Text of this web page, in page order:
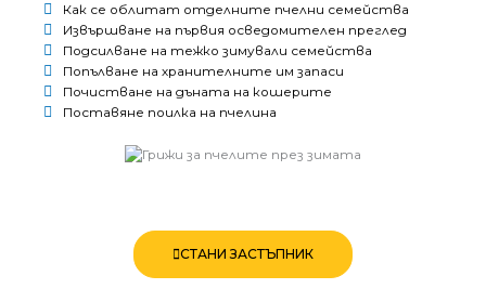
Как се облитат отделните пчелни семейства
Извършване на първия осведомителен преглед
Подсилване на тежко зимували семейства
Попълване на хранителните им запаси
Почистване на дъната на кошерите
Поставяне поилка на пчелина
СТАНИ ЗАСТЪПНИК